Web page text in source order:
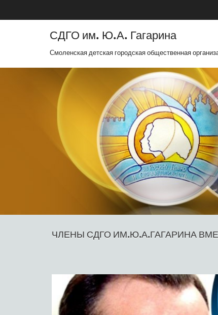
СДГО им. Ю.А. Гагарина
Смоленская детская городская общественная
ЧЛЕНЫ СДГО ИМ.Ю.А.ГАГАРИНА